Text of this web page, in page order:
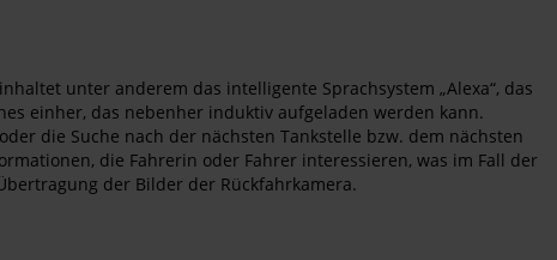
unter anderem das intelligente Sprachsystem „Alexa“, das
einher, das nebenher induktiv aufgeladen werden kann.
die Suche nach der nächsten Tankstelle bzw. dem nächsten
die Fahrerin oder Fahrer interessieren, was im Fall der
der Bilder der Rückfahrkamera.